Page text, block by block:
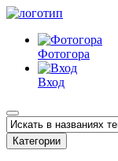
Фотогора
Вход
Категории